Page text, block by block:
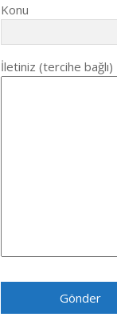
Konu
İletiniz (tercihe bağlı)